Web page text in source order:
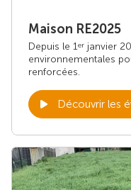
Maison RE2025
Depuis le 1er janvier
environnementales
renforcées.
Découvrir les